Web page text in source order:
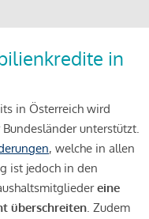
in
in Österreich wird
unterstützt.
, welche in allen
ist jedoch in den
eine
überschreiten. Zudem